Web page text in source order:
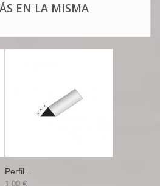
EN LA MISMA
Perfil...
1,00 €